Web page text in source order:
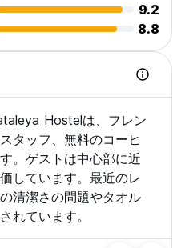
9.2
8.8
Hostelは、フレン
タッフ、無料のコーヒ
。ゲストは中心部に近
しています。最近のレ
清潔さの問題やタオル
れています。